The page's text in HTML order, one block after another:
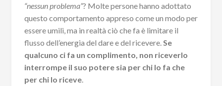
“nessun problema”? Molte persone hanno adottato
questo comportamento appreso come un modo per
essere umili, ma in realtà ciò che fa è limitare il
flusso dell’energia del dare e del ricevere. Se
qualcuno ci fa un complimento, non riceverlo
interrompe il suo potere sia per chi lo fa che
per chi lo riceve.